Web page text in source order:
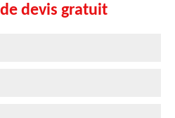
devis gratuit